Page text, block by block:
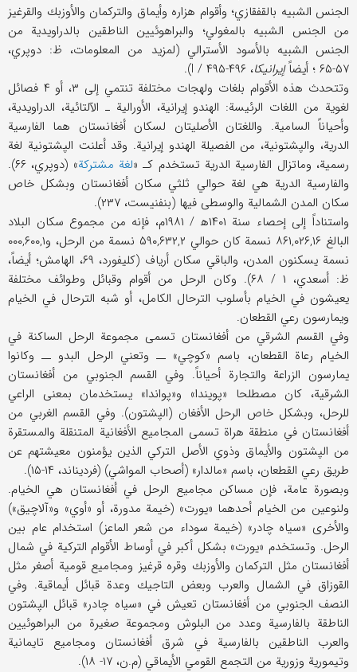
الجنس الشبيه بالقفقازي؛ وأقوام هزاره وأيماق والتركمان والأوزبك والقرغيز
من الجنس الشبيه بالمغولي؛ والبراهوئيين الناطقين بالدراويدية من
الجنس الشبيه بالأسود الأسترالي (لمزيد من المعلومات، ظ: دوپري،
۵۷-۶۵ ؛ أيضاً
إيرانيكا، I / ۴۹۵-۴۹۶).
وتتحدث هذه الأقوام بلغات ولهجات مختلفة تنتمي إلى ۳، أو ۴ فصائل
لغوية من اللغات الرئيسة: الهندو إيرانية، الأورالية ـ الآلتائية، الدراويدية،
وأحياناً السامية. واللغتان الأصليتان لسكان أفغانستان هما الفارسية
الدرية، والپشتونية، من الفصيلة الهندو إيرانية. وقد أعلنت الپشتونية لغة
رسمية، وماتزال الفارسية الدرية تستخدم كـ «لغة مشتركة
» (دوپري، ۶۶).
والفارسية الدرية هي لغة حوالي ثلثي سكان أفغانستان وبشكل خاص
سكان المدن الشمالية والوسطى فيها (بنفنيست، ۲۳۷).
واستناداً إلى إحصاء سنة ۱۴۰۱ه‍ / ۱۹۸۱م، فإنه من مجموع سكان البلاد
البالغ ۸۶۱,۰۲۶,۱۶ نسمة كان حوالي ۵۹۰,۶۳۲,۲ نسمة من الرحل، و۰۰۰,۶۰۰,۱
نسمة يسكنون المدن، والباقي سكان أرياف (كليفورد، ۶۹، الهامش؛ أيضاً،
ظ: أسعدي، ۱ / ۶۸). وكان الرحل من أقوام وقبائل وطوائف مختلفة
يعيشون في الخيام بأسلوب الترحال الكامل، أو شبه الترحال في الخيام
ويمارسون رعي القطعان.
وفي القسم الشرقي من أفغانستان تسمى مجموعة الرحل الساكنة في
الخيام رعاة القطعان، باسم «كوچي» ــ وتعني الرحل البدو ــ وكانوا
يمارسون الزراعة والتجارة أحياناً. وفي القسم الجنوبي من أفغانستان
الشرقية، كان مصطلحا «پويندا» و«پواندا» يستخدمان بمعنى الراعي
للرحل، وبشكل خاص الرحل الأفغان (الپشتون). وفي القسم الغربي من
أفغانستان في منطقة هراة تسمى المجاميع الأفغانية المتنقلة والمستقرة
من الپشتون والأيماق وذوي الأصل التركي الذين يؤمنون معيشتهم عن
طريق رعي القطعان، باسم «مالدار» (أصحاب المواشي) (فرديناند، ۱۴-۱۵).
وبصورة عامة، فإن مساكن مجاميع الرحل في أفغانستان هي الخيام.
ولنوعين من الخيام أحدهما «يورت» (خيمة مدورة، أو «أوي» و«آلاچيق»)
والأخرى «سياه چادر» (خيمة سوداء من شعر الماعز) استخدام عام بين
الرحل. وتستخدم «يورت» بشكل أكبر في أوساط الأقوام التركية في شمال
أفغانستان مثل التركمان والأوزبك وقره قرغيز ومجاميع قومية أصغر مثل
القوزاق في الشمال والعرب وبعض التاجيك وعدة قبائل أيماقية. وفي
النصف الجنوبي من أفغانستان تعيش في «سياه چادر» قبائل الپشتون
الناطقة بالفارسية وعدد من البلوش ومجموعة صغيرة من البراهوئيين
والعرب الناطقين بالفارسية في شرق أفغانستان ومجاميع تايمانية
وتيمورية وزورية من التجمع القومي الأيماقي (م.ن، ۱۷- ۱۸).